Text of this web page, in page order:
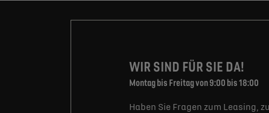
WIR SIND FÜR SIE DA!
Montag bis Freitag von 9:00 bis 18:00
Haben Sie Fragen zum Leasing,